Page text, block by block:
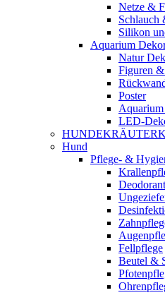
Netze &
Schlauch
Silikon
Aquarium
Natur
Figuren &
Poster
LED-
Hund
Pflege- &
Deodorant
Fellpflege
Beutel &